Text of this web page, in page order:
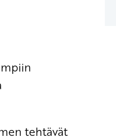
tehtävät